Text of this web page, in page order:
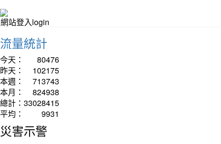
網站登入login
流量統計
今天：
80476
昨天：
102175
本週：
713743
本月：
824938
總計： 33028415
平均：
9931
災害示警